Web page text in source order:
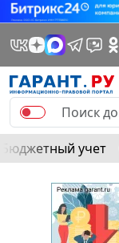
Бюджетный учет